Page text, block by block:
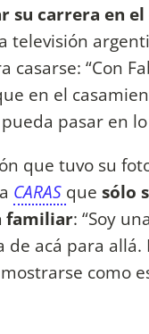
su carrera en
televisión
casarse: “Con
en el
pasar en
que tuvo su
CARAS que sólo
familiar: “Soy
acá para
como